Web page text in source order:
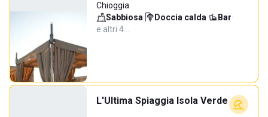
Chioggia
Sabbiosa· Doccia calda· Bar·
e altri 4…
L'Ultima Spiaggia Isola Verde